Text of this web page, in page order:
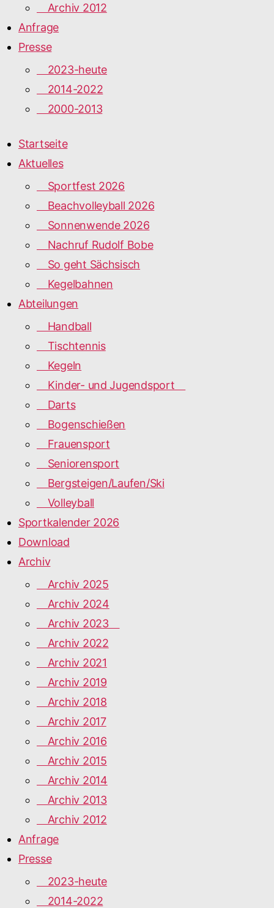
Archiv 2012
Anfrage
Presse
2023-heute
2014-2022
2000-2013
Startseite
Aktuelles
Sportfest 2026
Beachvolleyball 2026
Sonnenwende 2026
Nachruf Rudolf Bobe
So geht Sächsisch
Kegelbahnen
Abteilungen
Handball
Tischtennis
Kegeln
Kinder- und Jugendsport
Darts
Bogenschießen
Frauensport
Seniorensport
Bergsteigen/Laufen/Ski
Volleyball
Sportkalender 2026
Download
Archiv
Archiv 2025
Archiv 2024
Archiv 2023
Archiv 2022
Archiv 2021
Archiv 2019
Archiv 2018
Archiv 2017
Archiv 2016
Archiv 2015
Archiv 2014
Archiv 2013
Archiv 2012
Anfrage
Presse
2023-heute
2014-2022